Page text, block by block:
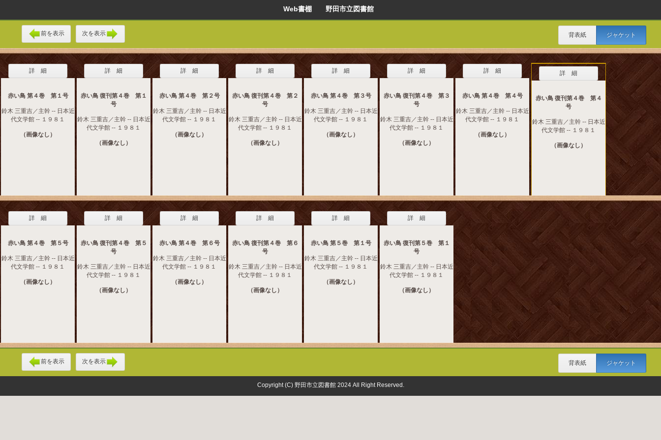
Web書棚 野田市立図書館
前を表示 次を表示 背表紙 ジャケット
詳 細
赤い鳥 第４巻 第１号
鈴木 三重吉／主幹 -- 日本近
代文学館 -- １９８１
（画像なし）
詳 細
赤い鳥 復刊第４巻 第１
号
鈴木 三重吉／主幹 -- 日本近
代文学館 -- １９８１
（画像なし）
詳 細
赤い鳥 第４巻 第２号
鈴木 三重吉／主幹 -- 日本近
代文学館 -- １９８１
（画像なし）
詳 細
赤い鳥 復刊第４巻 第２
号
鈴木 三重吉／主幹 -- 日本近
代文学館 -- １９８１
（画像なし）
詳 細
赤い鳥 第４巻 第３号
鈴木 三重吉／主幹 -- 日本近
代文学館 -- １９８１
（画像なし）
詳 細
赤い鳥 復刊第４巻 第３
号
鈴木 三重吉／主幹 -- 日本近
代文学館 -- １９８１
（画像なし）
詳 細
赤い鳥 第４巻 第４号
鈴木 三重吉／主幹 -- 日本近
代文学館 -- １９８１
（画像なし）
詳 細
赤い鳥 復刊第４巻 第４
号
鈴木 三重吉／主幹 -- 日本近
代文学館 -- １９８１
（画像なし）
詳 細
赤い鳥 第４巻 第５号
鈴木 三重吉／主幹 -- 日本近
代文学館 -- １９８１
（画像なし）
詳 細
赤い鳥 復刊第４巻 第５
号
鈴木 三重吉／主幹 -- 日本近
代文学館 -- １９８１
（画像なし）
詳 細
赤い鳥 第４巻 第６号
鈴木 三重吉／主幹 -- 日本近
代文学館 -- １９８１
（画像なし）
詳 細
赤い鳥 復刊第４巻 第６
号
鈴木 三重吉／主幹 -- 日本近
代文学館 -- １９８１
（画像なし）
詳 細
赤い鳥 第５巻 第１号
鈴木 三重吉／主幹 -- 日本近
代文学館 -- １９８１
（画像なし）
詳 細
赤い鳥 復刊第５巻 第１
号
鈴木 三重吉／主幹 -- 日本近
代文学館 -- １９８１
（画像なし）
前を表示 次を表示 背表紙 ジャケット
Copyright (C) 野田市立図書館 2024 All Right Reserved.